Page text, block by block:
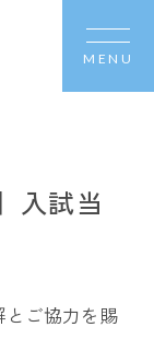
MENU
入試当
ご協力を賜